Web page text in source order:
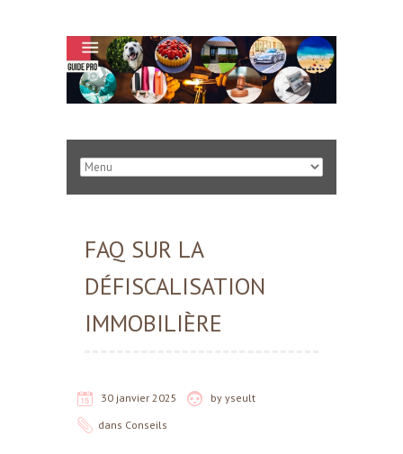
FAQ SUR LA
DÉFISCALISATION
IMMOBILIÈRE
30 janvier 2025 by yseult
dans Conseils